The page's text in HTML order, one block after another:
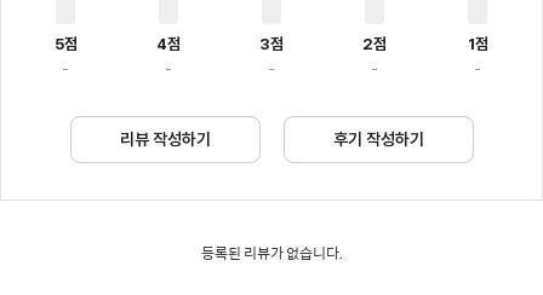
5점
-
4점
-
3점
-
2점
-
1점
-
리뷰 작성하기 후기 작성하기
등록된 리뷰가 없습니다.